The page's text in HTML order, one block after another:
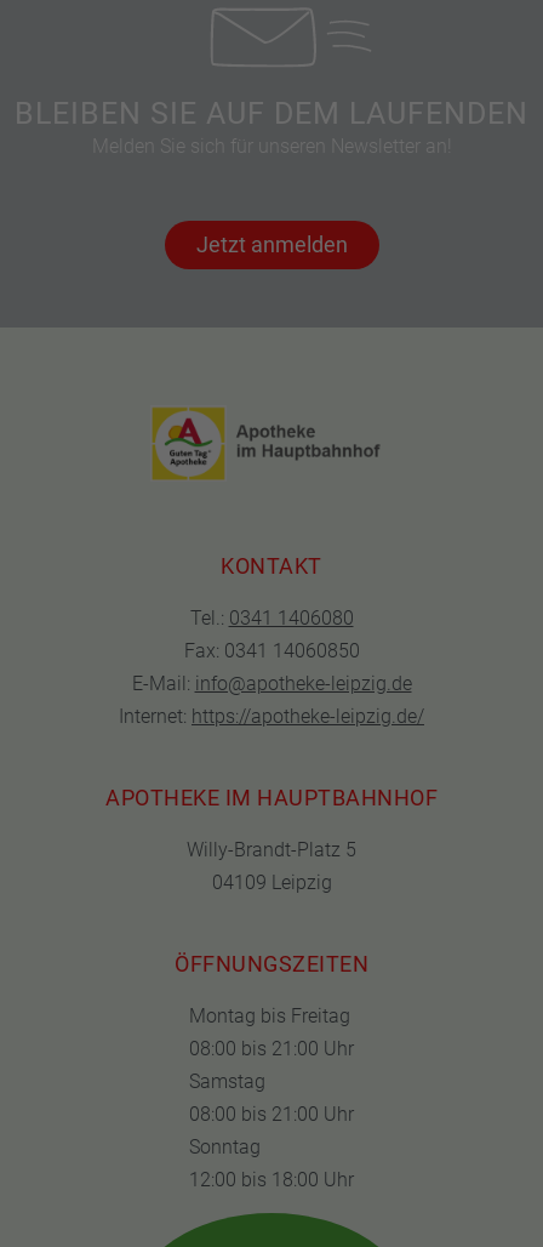
BLEIBEN SIE AUF DEM LAUFENDEN
Melden Sie sich für unseren Newsletter an!
Jetzt anmelden
KONTAKT
Tel.: 0341 1406080
Fax: 0341 14060850
E-Mail: info@apotheke-leipzig.de
Internet: https://apotheke-leipzig.de/
APOTHEKE IM HAUPTBAHNHOF
Willy-Brandt-Platz 5
04109 Leipzig
ÖFFNUNGSZEITEN
Montag bis Freitag
08:00 bis 21:00 Uhr
Samstag
08:00 bis 21:00 Uhr
Sonntag
12:00 bis 18:00 Uhr